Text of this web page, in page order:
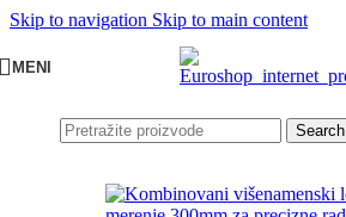
Skip to navigation Skip to main content
MENI
Search